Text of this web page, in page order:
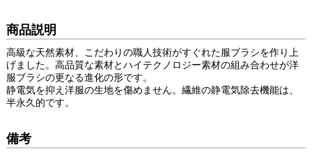
商品説明
高級な天然素材、こだわりの職人技術がすぐれた服ブラシを作り上
げました。高品質な素材とハイテクノロジー素材の組み合わせが洋
服ブラシの更なる進化の形です。
静電気を抑え洋服の生地を傷めません。繊維の静電気除去機能は、
半永久的です。
備考